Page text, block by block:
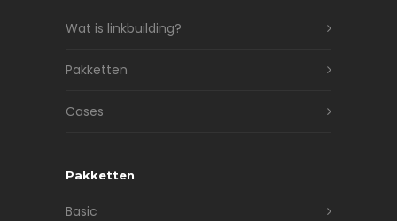
Wat is linkbuilding?
Pakketten
Cases
Pakketten
Basic